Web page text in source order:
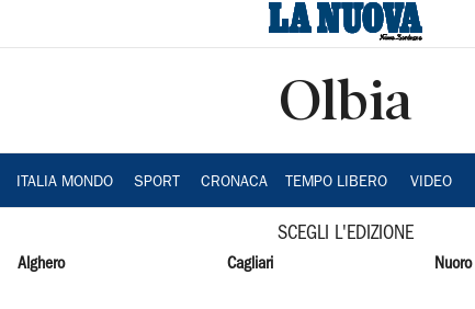
Olbia
ITALIA MONDO SPORT CRONACA TEMPO LIBERO VIDEO
SCEGLI L'EDIZIONE
Alghero Cagliari Nuoro